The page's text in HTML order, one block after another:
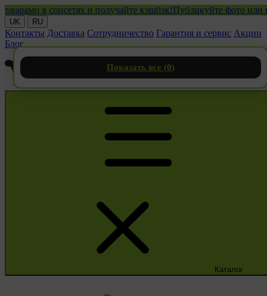
в соцсетях и получайте кэшбэк!Публикуйте фото или видео
UK RU
Контакты Доставка Сотрудничество Гарантия и сервис Акции
Блог
Каталог
Показать все (0)